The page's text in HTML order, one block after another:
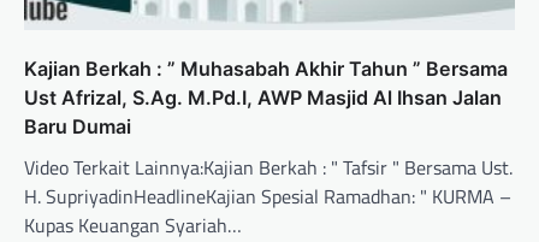
Kajian Berkah : ” Muhasabah Akhir Tahun ” Bersama
Ust Afrizal, S.Ag. M.Pd.I, AWP Masjid Al Ihsan Jalan
Baru Dumai
Video Terkait Lainnya:Kajian Berkah : " Tafsir " Bersama Ust.
H. SupriyadinHeadlineKajian Spesial Ramadhan: " KURMA –
Kupas Keuangan Syariah…